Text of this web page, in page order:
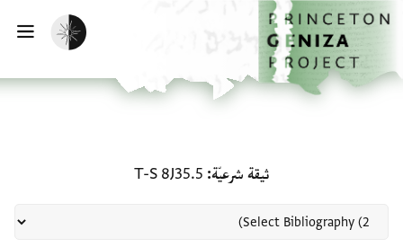
إلى المحتوى الرئيسي
الرئيسية
تفعيل الوضع المظلم
ثيقة شرعيّة T-S 8J35.5